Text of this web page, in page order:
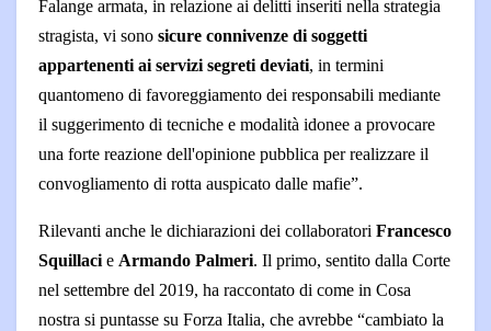
Falange armata, in relazione ai delitti inseriti nella strategia
stragista, vi sono sicure connivenze di soggetti
appartenenti ai servizi segreti deviati, in termini
quantomeno di favoreggiamento dei responsabili mediante
il suggerimento di tecniche e modalità idonee a provocare
una forte reazione dell'opinione pubblica per realizzare il
convogliamento di rotta auspicato dalle mafie”.
Rilevanti anche le dichiarazioni dei collaboratori Francesco
Squillaci e Armando Palmeri. Il primo, sentito dalla Corte
nel settembre del 2019, ha raccontato di come in Cosa
nostra si puntasse su Forza Italia, che avrebbe “cambiato la